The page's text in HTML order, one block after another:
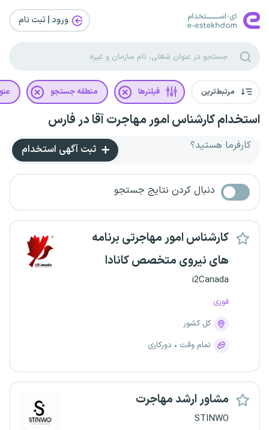
ورود | ثبت‌ نام
مرتبط‌ترین فیلترها منطقه جستجو
استخدام کارشناس امور مهاجرت آقا در فارس
کارفرما هستید؟ ثبت آگهی استخدام
دنبال کردن نتایج جستجو
کارشناس امور مهاجرتی برنامه
های نیروی متخصص کانادا
i2Canada
فوری
کل کشور
تمام وقت
دورکاری
مشاور ارشد مهاجرت
STINWO